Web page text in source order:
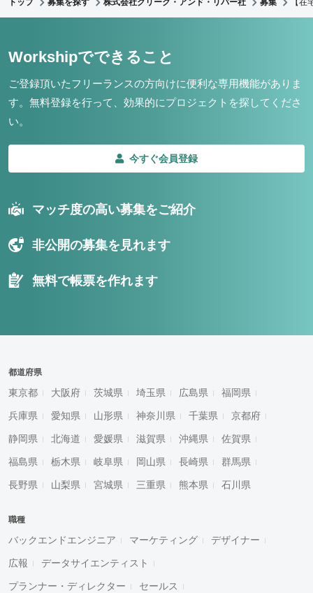
トップ 募集を探す 株式会社クリーク・アンド・リバー社 募集 【
Workshipでできること
ご登録頂いたフリーランスの方向けに便利な専用機能がありま
す。 無料登録を行って、効果的にプロジェクトを探してくださ
い。
今すぐ会員登録
マッチ度の高い募集をご紹介
非公開の募集を見れます
無料で帳票を作れます
都道府県
東京都 大阪府 茨城県 埼玉県 広島県 福岡県
兵庫県 愛知県 山形県 神奈川県 千葉県 京都府
静岡県 北海道 愛媛県 滋賀県 沖縄県 佐賀県
福島県 栃木県 岐阜県 岡山県 長崎県 群馬県
長野県 山梨県 宮城県 三重県 熊本県 石川県
職種
バックエンドエンジニア マーケティング デザイナー
広報 データサイエンティスト
プランナー・ディレクター セールス